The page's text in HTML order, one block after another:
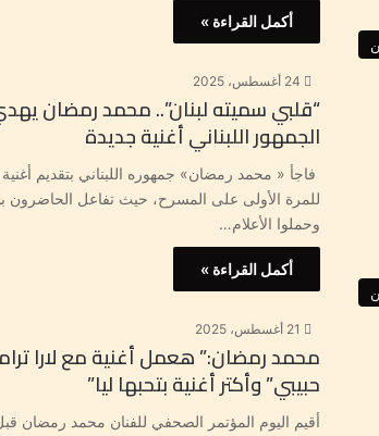
أكمل القراءة »
24 أغسطس، 2025
“قلبي سميته لبنان”.. محمد رمضان
الجمهور اللبناني أغنية جديدة
فاجأ « محمد رمضان» جمهوره اللبناني بتقديم
للمرة الأولى على المسرح، حيث تفاعل
وحملوا الأعلام…
أكمل القراءة »
21 أغسطس، 2025
محمد رمضان:” هعمل أغنية مع لارا
حبيبي” وأكتر أغنية بتحبها ليا”
أقيم اليوم المؤتمر الصحفي للفنان محمد رمضان